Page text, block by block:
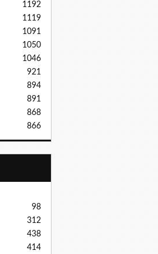
1192
1119
1091
1050
1046
921
894
891
868
866
98
312
438
414